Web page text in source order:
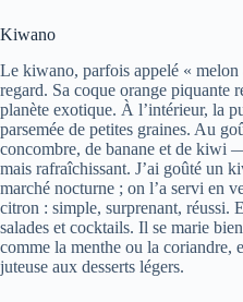
Kiwano
Le kiwano, parfois appelé « melon
regard. Sa coque orange piquante
planète exotique. À l’intérieur, la
parsemée de petites graines. Au
concombre, de banane et de kiwi
mais rafraîchissant. J’ai goûté un
marché nocturne ; on l’a servi en
citron : simple, surprenant, réussi.
salades et cocktails. Il se marie
comme la menthe ou la coriandre,
juteuse aux desserts légers.